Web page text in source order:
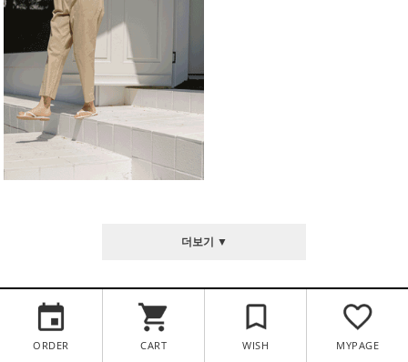
더보기 ▼
ORDER CART WISH MYPAGE